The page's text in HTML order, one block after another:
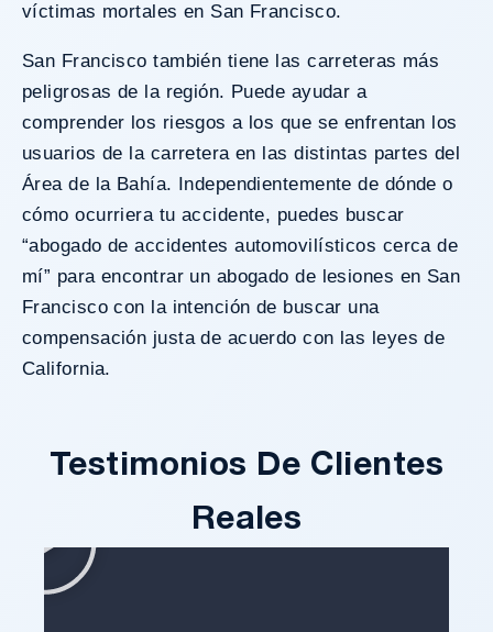
víctimas mortales en San Francisco.
San Francisco también tiene las carreteras más
peligrosas de la región. Puede ayudar a
comprender los riesgos a los que se enfrentan los
usuarios de la carretera en las distintas partes del
Área de la Bahía. Independientemente de dónde o
cómo ocurriera tu accidente, puedes buscar
“abogado de accidentes automovilísticos cerca de
mí” para encontrar un abogado de lesiones en San
Francisco con la intención de buscar una
compensación justa de acuerdo con las leyes de
California.
Testimonios De Clientes
Reales